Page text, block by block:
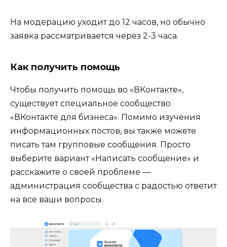
На модерацию уходит до 12 часов, но обычно
заявка рассматривается через 2-3 часа.
Как получить помощь
Чтобы получить помощь во «ВКонтакте»,
существует специальное сообщество
«ВКонтакте для бизнеса». Помимо изучения
информационных постов, вы также можете
писать там групповые сообщения. Просто
выберите вариант «Написать сообщение» и
расскажите о своей проблеме —
администрация сообщества с радостью ответит
на все ваши вопросы.